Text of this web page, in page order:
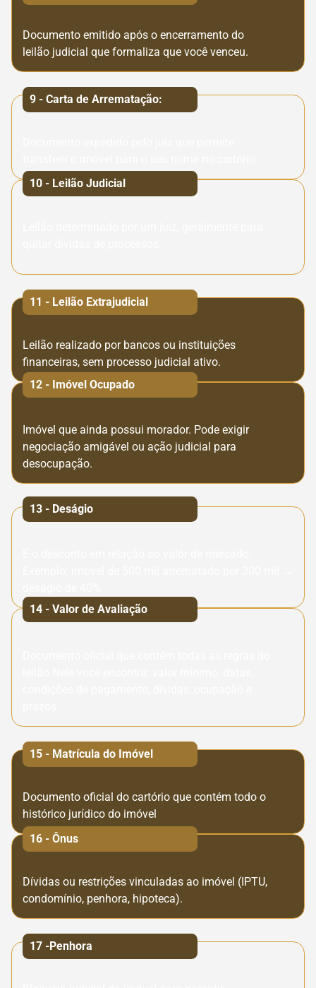
Documento emitido após o encerramento do
leilão judicial que formaliza que você venceu.
9 - Carta de Arrematação:
10 - Leilão Judicial
11 - Leilão Extrajudicial
Leilão realizado por bancos ou instituições
financeiras, sem processo judicial ativo.
12 - Imóvel Ocupado
Imóvel que ainda possui morador. Pode exigir
negociação amigável ou ação judicial para
desocupação.
13 - Deságio
14 - Valor de Avaliação
15 - Matrícula do Imóvel
Documento oficial do cartório que contém todo o
histórico jurídico do imóvel
16 - Ônus
Dívidas ou restrições vinculadas ao imóvel (IPTU,
condomínio, penhora, hipoteca).
17 -Penhora